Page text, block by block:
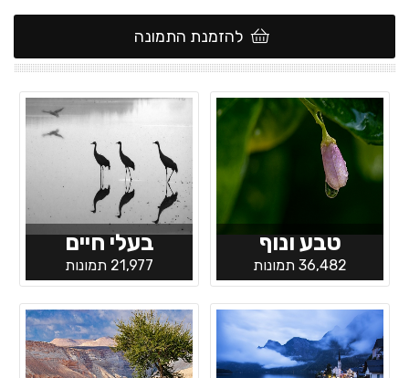
להזמנת התמונה
טבע ונוף
36,482 תמונות
בעלי חיים
21,977 תמונות